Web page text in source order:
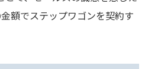
額でステップワゴンを契約す